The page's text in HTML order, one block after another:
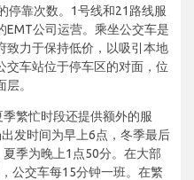
停靠次数。1号线和21路线服
EMT公司运营。乘坐公交车是
致力于保持低价，以吸引本地
交车站位于停车区的对面，位
。
繁忙时段还提供额外的服
发时间为早上6点，冬季最后
季为晚上1点50分。在大部
公交车每15分钟一班。在繁